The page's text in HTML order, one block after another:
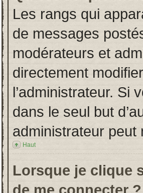
Les rangs qui
de messages
modérateurs et
directement
l’administrateur. Si
dans le seul but
administrateur
Haut
Lorsque je clique